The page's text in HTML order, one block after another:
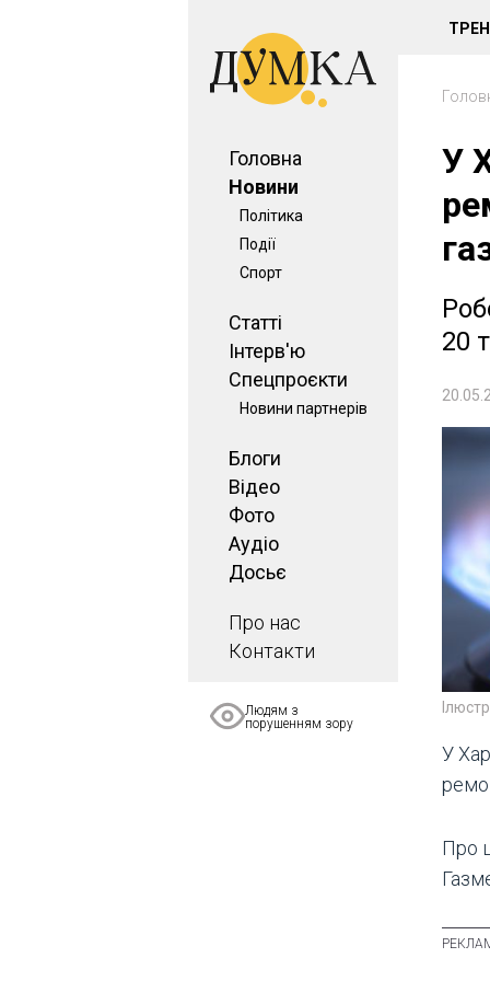
Головна
Новини
Політика
Події
Спорт
Статті
Інтерв'ю
Спецпроєкти
Новини партнерів
Блоги
Відео
Фото
Аудіо
Досьє
Про нас
Контакти
Людям з
порушенням зору
У
20
У
Про